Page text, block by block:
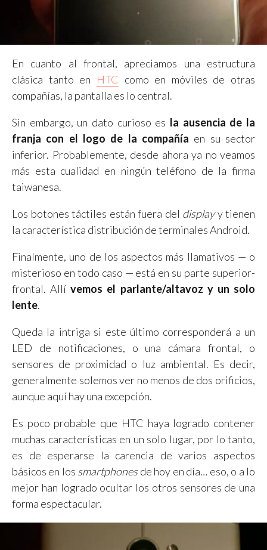
En cuanto al frontal, apreciamos una estructura
clásica tanto en HTC como en móviles de otras
compañías, la pantalla es lo central.
Sin embargo, un dato curioso es la ausencia de la
franja con el logo de la compañía en su sector
inferior. Probablemente, desde ahora ya no veamos
más esta cualidad en ningún teléfono de la firma
taiwanesa.
Los botones táctiles están fuera del displayy tienen
la característica distribución de terminales Android.
Finalmente, uno de los aspectos más llamativos — o
misterioso en todo caso — está en su parte superior-
frontal. Allívemos el parlante/altavoz y un solo
lente.
Queda la intriga si este último corresponderá a un
LED de notificaciones, o una cámara frontal, o
sensores de proximidad o luz ambiental. Es decir,
generalmente solemos ver no menos de dos orificios,
aunque aquí hay una excepción.
Es poco probable que HTC haya logrado contener
muchas características en un solo lugar, por lo tanto,
es de esperarse la carencia de varios aspectos
básicos en los smartphonesde hoy en día… eso, o a lo
mejor han logrado ocultar los otros sensores de una
forma espectacular.